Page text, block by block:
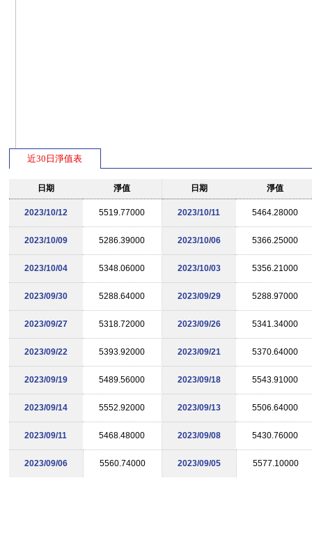
近30日淨值表
日期 淨值 日期 淨值
2023/10/12 5519.77000 2023/10/11 5464.28000
2023/10/09 5286.39000 2023/10/06 5366.25000
2023/10/04 5348.06000 2023/10/03 5356.21000
2023/09/30 5288.64000 2023/09/29 5288.97000
2023/09/27 5318.72000 2023/09/26 5341.34000
2023/09/22 5393.92000 2023/09/21 5370.64000
2023/09/19 5489.56000 2023/09/18 5543.91000
2023/09/14 5552.92000 2023/09/13 5506.64000
2023/09/11 5468.48000 2023/09/08 5430.76000
2023/09/06 5560.74000 2023/09/05 5577.10000